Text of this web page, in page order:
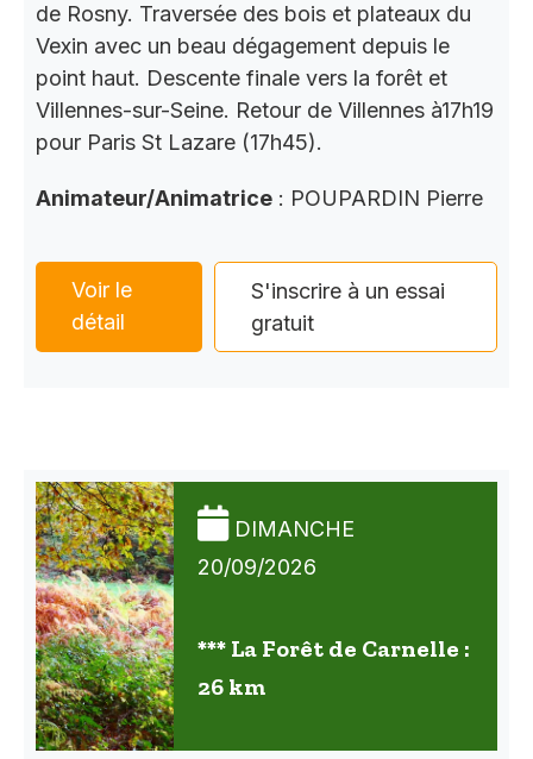
de Rosny. Traversée des bois et plateaux du
Vexin avec un beau dégagement depuis le
point haut. Descente finale vers la forêt et
Villennes-sur-Seine. Retour de Villennes à17h19
pour Paris St Lazare (17h45).
Animateur/Animatrice : POUPARDIN Pierre
Voir le
détail
S'inscrire à un essai
gratuit
DIMANCHE
20/09/2026
*** La Forêt de Carnelle :
26 km